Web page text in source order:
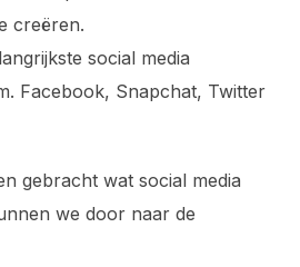
creëren.
social media
Facebook, Snapchat, Twitter
gebracht wat social media
we door naar de